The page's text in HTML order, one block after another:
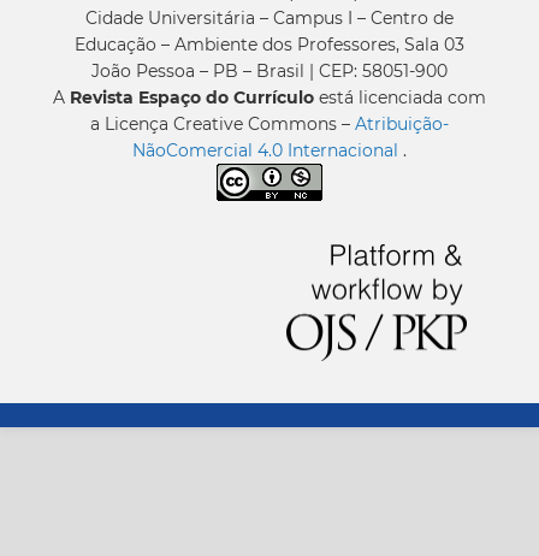
Cidade Universitária – Campus I – Centro de
Educação – Ambiente dos Professores, Sala 03
João Pessoa – PB – Brasil | CEP: 58051-900
A Revista Espaço do Currículo está licenciada com
a Licença Creative Commons – Atribuição-
NãoComercial 4.0 Internacional .